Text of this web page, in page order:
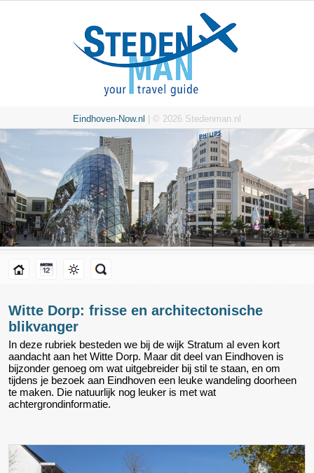
Eindhoven-Now.nl | © 2026 Stedenman.nl
Witte Dorp: frisse en architectonische
blikvanger
In deze rubriek besteden we bij de wijk Stratum al even kort
aandacht aan het Witte Dorp. Maar dit deel van Eindhoven is
bijzonder genoeg om wat uitgebreider bij stil te staan, en om
tijdens je bezoek aan Eindhoven een leuke wandeling doorheen
te maken. Die natuurlijk nog leuker is met wat
achtergrondinformatie.